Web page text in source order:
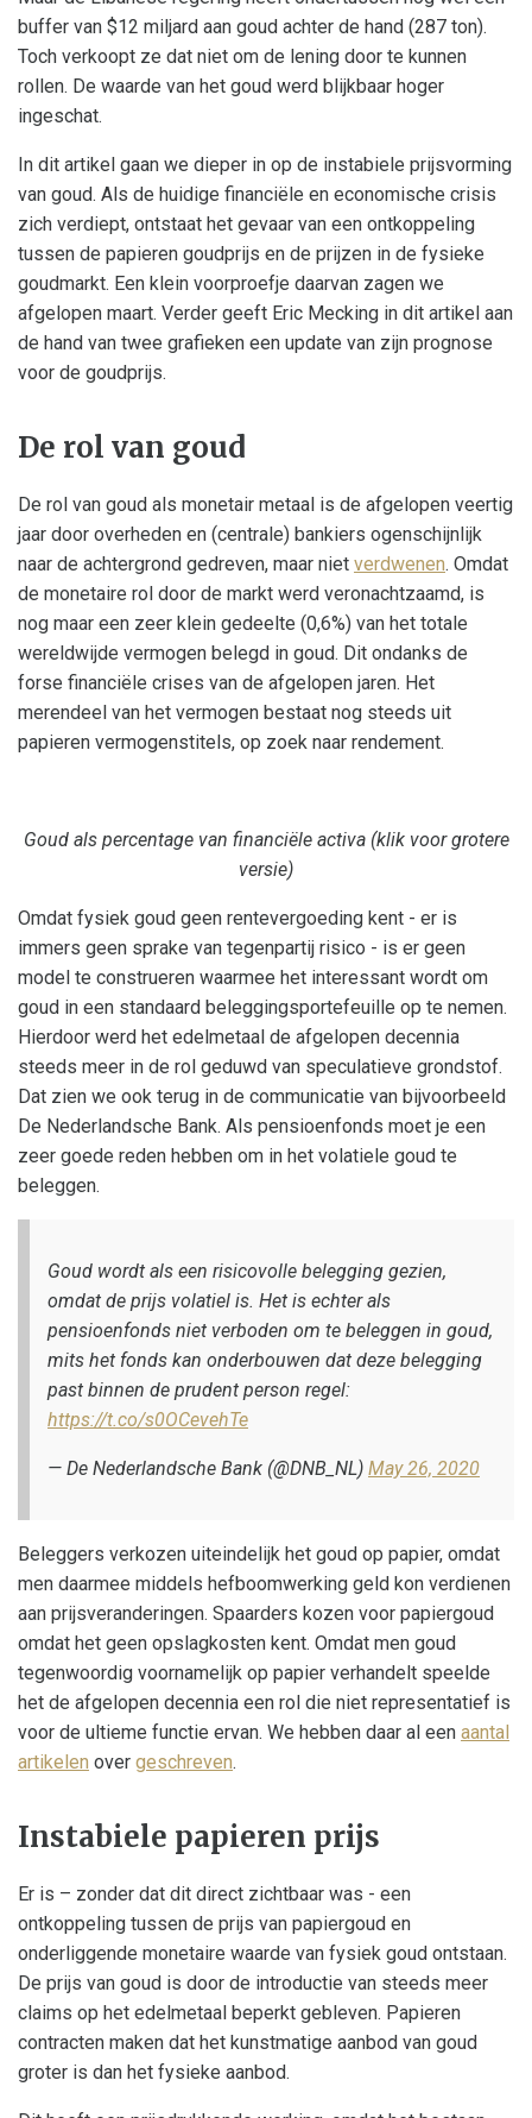
buffer van $12 miljard aan goud achter de hand (287 ton).
Toch verkoopt ze dat niet om de lening door te kunnen
rollen. De waarde van het goud werd blijkbaar hoger
ingeschat.
In dit artikel gaan we dieper in op de instabiele prijsvorming
van goud. Als de huidige financiële en economische crisis
zich verdiept, ontstaat het gevaar van een ontkoppeling
tussen de papieren goudprijs en de prijzen in de fysieke
goudmarkt. Een klein voorproefje daarvan zagen we
afgelopen maart. Verder geeft Eric Mecking in dit artikel aan
de hand van twee grafieken een update van zijn prognose
voor de goudprijs.
De rol van goud
De rol van goud als monetair metaal is de afgelopen veertig
jaar door overheden en (centrale) bankiers ogenschijnlijk
naar de achtergrond gedreven, maar niet verdwenen. Omdat
de monetaire rol door de markt werd veronachtzaamd, is
nog maar een zeer klein gedeelte (0,6%) van het totale
wereldwijde vermogen belegd in goud. Dit ondanks de
forse financiële crises van de afgelopen jaren. Het
merendeel van het vermogen bestaat nog steeds uit
papieren vermogenstitels, op zoek naar rendement.
Goud als percentage van financiële activa (klik voor grotere
versie)
Omdat fysiek goud geen rentevergoeding kent - er is
immers geen sprake van tegenpartij risico - is er geen
model te construeren waarmee het interessant wordt om
goud in een standaard beleggingsportefeuille op te nemen.
Hierdoor werd het edelmetaal de afgelopen decennia
steeds meer in de rol geduwd van speculatieve grondstof.
Dat zien we ook terug in de communicatie van bijvoorbeeld
De Nederlandsche Bank. Als pensioenfonds moet je een
zeer goede reden hebben om in het volatiele goud te
beleggen.
Goud wordt als een risicovolle belegging gezien,
omdat de prijs volatiel is. Het is echter als
pensioenfonds niet verboden om te beleggen in goud,
mits het fonds kan onderbouwen dat deze belegging
past binnen de prudent person regel:
https://t.co/s0OCevehTe
— De Nederlandsche Bank (@DNB_NL) May 26, 2020
Beleggers verkozen uiteindelijk het goud op papier, omdat
men daarmee middels hefboomwerking geld kon verdienen
aan prijsveranderingen. Spaarders kozen voor papiergoud
omdat het geen opslagkosten kent. Omdat men goud
tegenwoordig voornamelijk op papier verhandelt speelde
het de afgelopen decennia een rol die niet representatief is
voor de ultieme functie ervan. We hebben daar al een aantal
artikelen over geschreven.
Instabiele papieren prijs
Er is – zonder dat dit direct zichtbaar was - een
ontkoppeling tussen de prijs van papiergoud en
onderliggende monetaire waarde van fysiek goud ontstaan.
De prijs van goud is door de introductie van steeds meer
claims op het edelmetaal beperkt gebleven. Papieren
contracten maken dat het kunstmatige aanbod van goud
groter is dan het fysieke aanbod.